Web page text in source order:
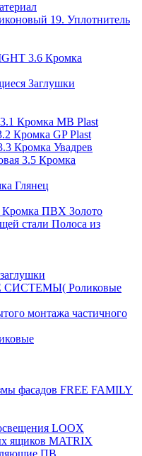
19. Уплотнитель
3.6 Кромка
Заглушки
3.1 Кромка MB Plast
Кромка GP Plast
Кромка Увадрев
3.5 Кромка
Глянец
Кромка ПВХ Золото
Полоса из
Роликовые
монтажа частичного
фасадов FREE FAMILY
LOOX
ящиков MATRIX